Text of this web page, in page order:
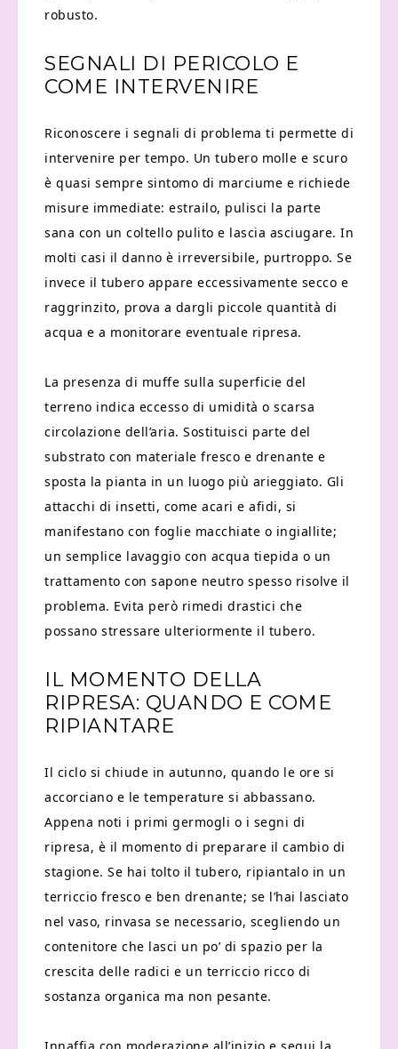
robusto.
SEGNALI DI PERICOLO E
COME INTERVENIRE
Riconoscere i segnali di problema ti permette di
intervenire per tempo. Un tubero molle e scuro
è quasi sempre sintomo di marciume e richiede
misure immediate: estrailo, pulisci la parte
sana con un coltello pulito e lascia asciugare. In
molti casi il danno è irreversibile, purtroppo. Se
invece il tubero appare eccessivamente secco e
raggrinzito, prova a dargli piccole quantità di
acqua e a monitorare eventuale ripresa.
La presenza di muffe sulla superficie del
terreno indica eccesso di umidità o scarsa
circolazione dell’aria. Sostituisci parte del
substrato con materiale fresco e drenante e
sposta la pianta in un luogo più arieggiato. Gli
attacchi di insetti, come acari e afidi, si
manifestano con foglie macchiate o ingiallite;
un semplice lavaggio con acqua tiepida o un
trattamento con sapone neutro spesso risolve il
problema. Evita però rimedi drastici che
possano stressare ulteriormente il tubero.
IL MOMENTO DELLA
RIPRESA: QUANDO E COME
RIPIANTARE
Il ciclo si chiude in autunno, quando le ore si
accorciano e le temperature si abbassano.
Appena noti i primi germogli o i segni di
ripresa, è il momento di preparare il cambio di
stagione. Se hai tolto il tubero, ripiantalo in un
terriccio fresco e ben drenante; se l’hai lasciato
nel vaso, rinvasa se necessario, scegliendo un
contenitore che lasci un po’ di spazio per la
crescita delle radici e un terriccio ricco di
sostanza organica ma non pesante.